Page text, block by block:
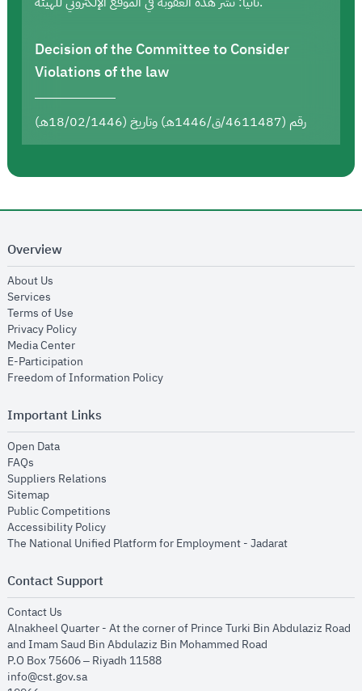
Decision of the Committee to Consider
Violations of the law
رقم (4611487/ق/1446هـ) وتاريخ (18/02/1446هـ)
Overview
About Us
Services
Terms of Use
Privacy Policyopens in new window
Media Centeropens in new window
E-Participation
Freedom of Information Policyopens in new window
Important Links
Open Dataopens in new window
FAQs
Suppliers Relations
Sitemapopens in new window
Public Competitions
Accessibility Policyopens in new window
The National Unified Platform for Employment - Jadaratopens in new
Contact Support
Contact Us
Alnakheel Quarter - At the corner of Prince Turki Bin Abdulaziz Road
and Imam Saud Bin Abdulaziz Bin Mohammed Road​
P.O Box 75606 – Riyadh 11588
info@cst.gov.sa